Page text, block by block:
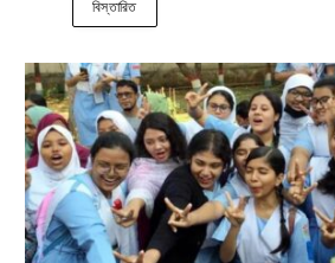
বিস্তারিত